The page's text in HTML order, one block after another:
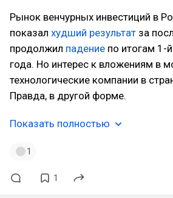
Рынок венчурных инвестиций в
показал худший результат за
продолжил падение по итогам 1-
года. Но интерес к вложениям в
технологические компании в
Правда, в другой форме.
Показать полностью
1
1